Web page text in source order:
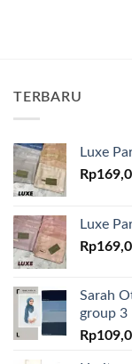
TERBARU
Luxe
Rp
Luxe
Rp
Sarah
group 3
Rp